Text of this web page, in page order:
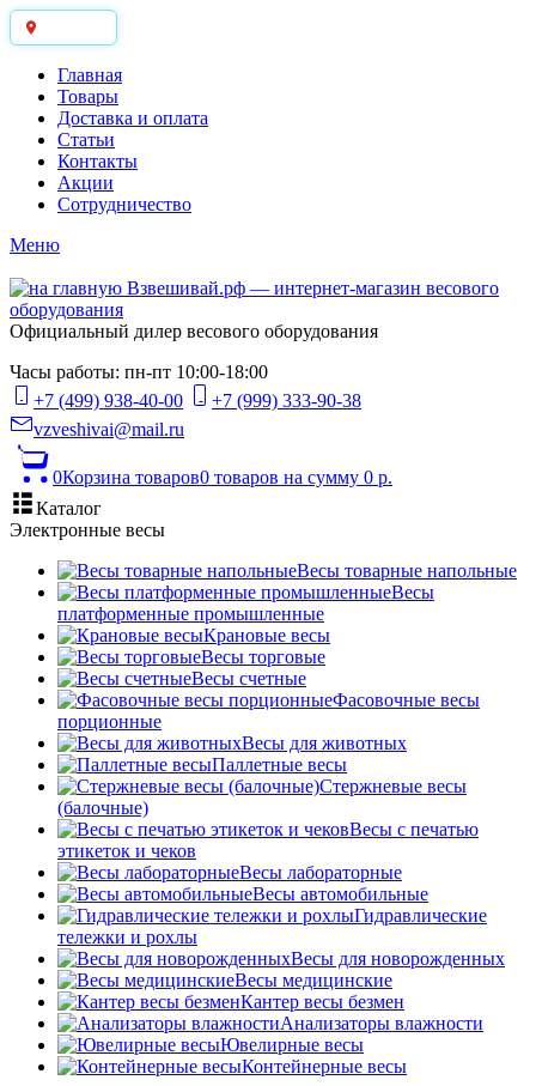
Главная
Товары
Доставка и оплата
Статьи
Контакты
Акции
Сотрудничество
Меню
Официальный дилер весового оборудования
Часы работы: пн-пт 10:00-18:00
+7 (499) 938-40-00
+7 (999) 333-90-38
vzveshivai@mail.ru
0Корзина товаров0 товаров на сумму 0 р.
Каталог
Электронные весы
Весы товарные напольные
Весы
платформенные промышленные
Крановые весы
Весы торговые
Весы счетные
Фасовочные весы
порционные
Весы для животных
Паллетные весы
Стержневые весы
(балочные)
Весы c печатью
этикеток и чеков
Весы лабораторные
Весы автомобильные
Гидравлические
тележки и рохлы
Весы для новорожденных
Весы медицинские
Кантер весы безмен
Анализаторы влажности
Ювелирные весы
Контейнерные весы